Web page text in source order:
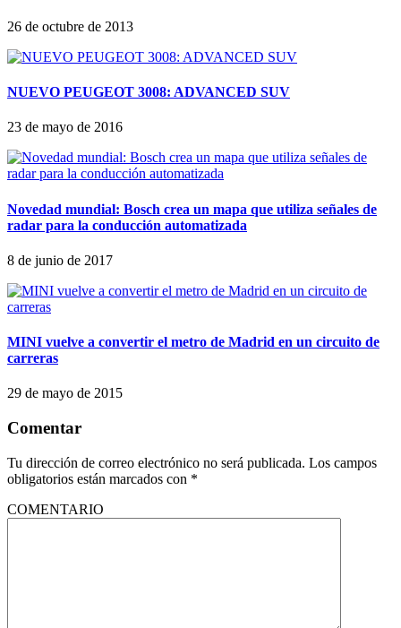
26 de octubre de 2013
NUEVO PEUGEOT 3008: ADVANCED SUV
23 de mayo de 2016
Novedad mundial: Bosch crea un mapa que utiliza señales de
radar para la conducción automatizada
8 de junio de 2017
MINI vuelve a convertir el metro de Madrid en un circuito de
carreras
29 de mayo de 2015
Comentar
Tu dirección de correo electrónico no será publicada. Los campos
obligatorios están marcados con *
COMENTARIO